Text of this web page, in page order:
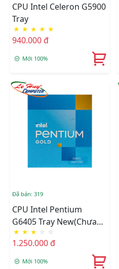
CPU Intel Celeron G5900
Tray
★ ★ ★ ★ ★
940.000 đ
Mới 100%
Đã bán: 319
CPU Intel Pentium
G6405 Tray New(Chưa
Fan)
★ ★ ★ ☆ ☆
1.250.000 đ
Mới 100%